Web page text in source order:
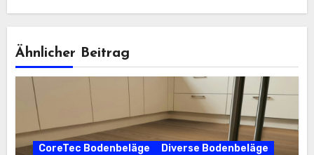
Ähnlicher Beitrag
CoreTec Bodenbeläge Diverse Bodenbeläge